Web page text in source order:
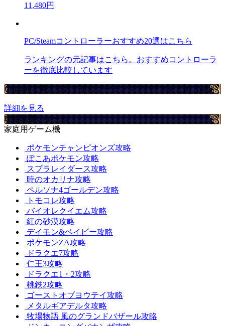
11,480円
PC/Steamコントローラーおすすめ20選はこちら
ランキングの元記事はこちら。おすすめコントローラ
ーを徹底比較しています
Amazonで買えるおすすめゲーミングデバイスまとめ【ad】
詳細を見る
攻略取扱いゲーム
家庭用ゲーム機
ポケモンチャンピオンズ攻略
ぽこあポケモン攻略
スプラレイダース攻略
時のオカリナ攻略
ペルソナ4ゴールデン攻略
トモコレ攻略
バイオレクイエム攻略
紅の砂漠攻略
デイモン&ベイビー攻略
ポケモンZA攻略
ドラクエ7攻略
仁王3攻略
ドラクエ1・2攻略
桃鉄2攻略
ゴーストオブヨウテイ攻略
メタルギアデルタ攻略
牧場物語 風のグランドバザール攻略